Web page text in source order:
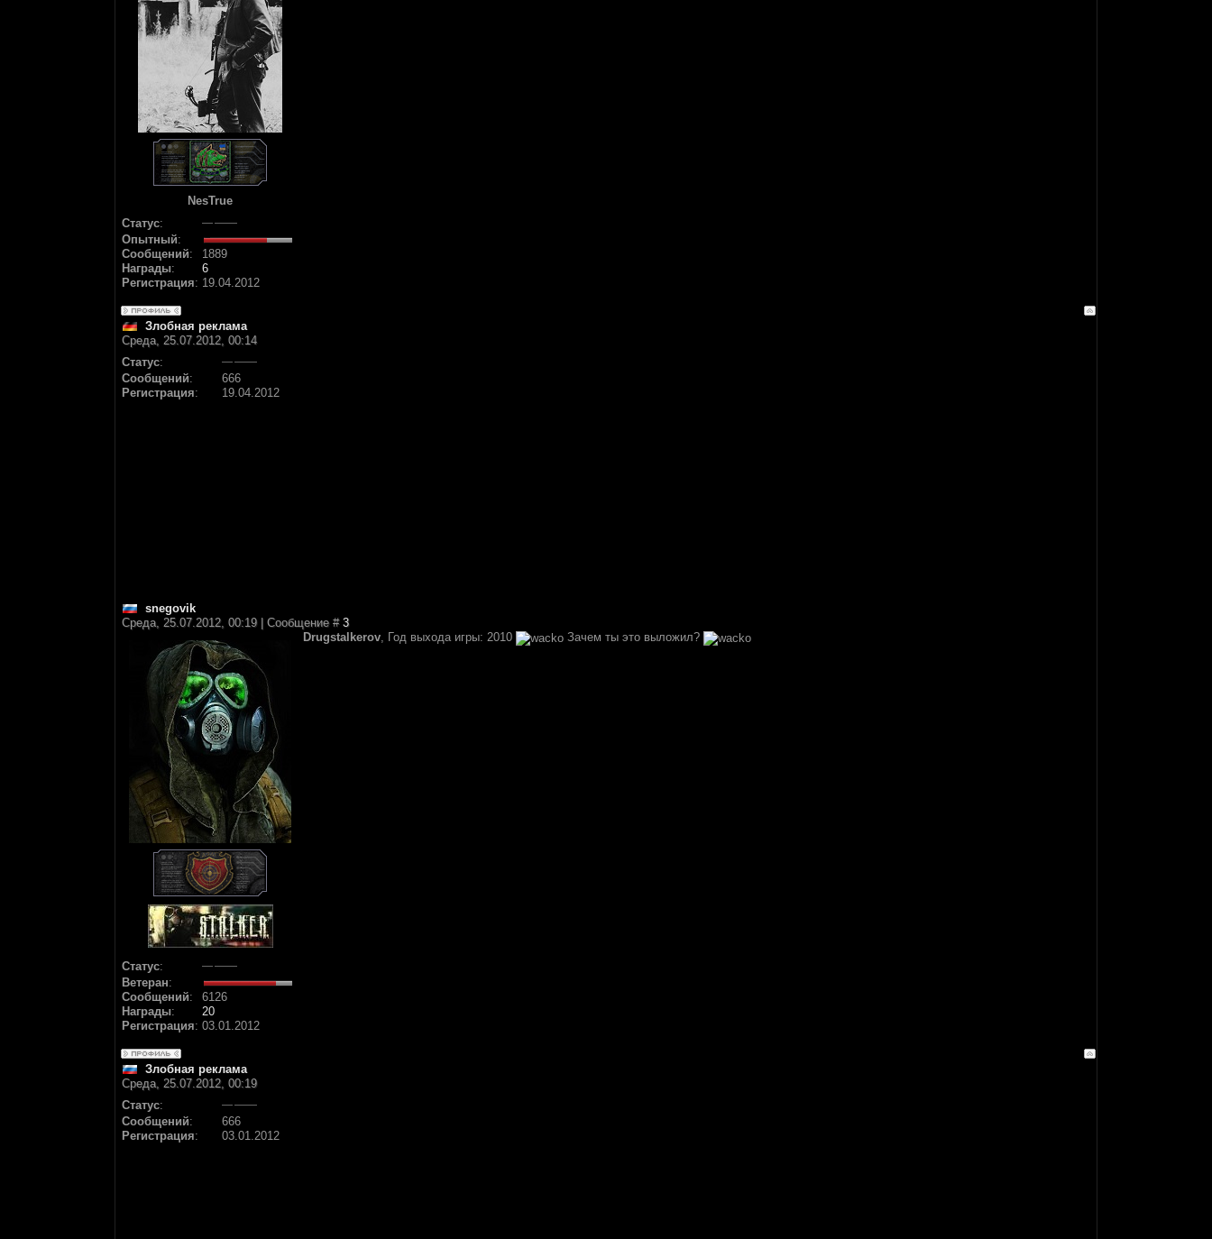
NesTrue
Статус:
Опытный:
Сообщений:
1889
Награды:
6
Регистрация: 19.04.2012
Злобная реклама
Среда, 25.07.2012, 00:14
Статус:
Сообщений:
666
Регистрация: 19.04.2012
snegovik
Среда, 25.07.2012, 00:19 | Сообщение # 3
Статус:
Ветеран:
Сообщений:
6126
Награды:
20
Регистрация: 03.01.2012
Drugstalkerov, Год выхода игры: 2010 Зачем ты это выложил?
Злобная реклама
Среда, 25.07.2012, 00:19
Статус:
Сообщений:
666
Регистрация: 03.01.2012